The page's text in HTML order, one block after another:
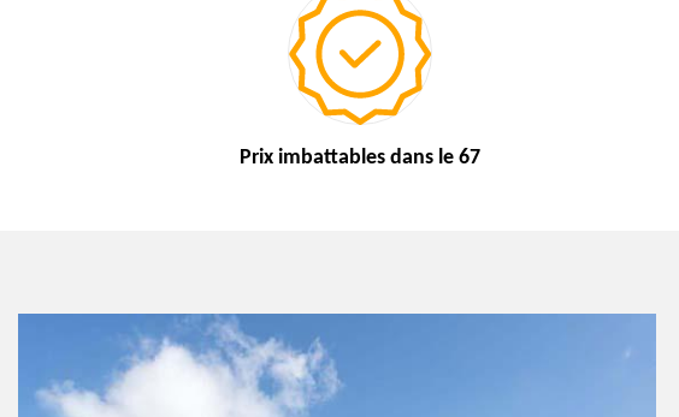
Prix imbattables dans le 67